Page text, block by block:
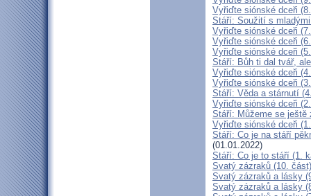
Vyřiďte siónské dceři
Stáří: Soužití s
Vyřiďte siónské dceři
Vyřiďte siónské dceři
Vyřiďte siónské dceři
Stáří: Bůh ti dal tvář,
Vyřiďte siónské dceři
Vyřiďte siónské dceři
Stáří: Věda a stárnutí
Vyřiďte siónské dceři
Stáří: Můžeme se ještě
Vyřiďte siónské dceři
Stáří: Co je na stáří
(01.01.2022)
Stáří: Co je to stáří (1.
Svatý zázraků (10. část)
Svatý zázraků a lásky
Svatý zázraků a lásky